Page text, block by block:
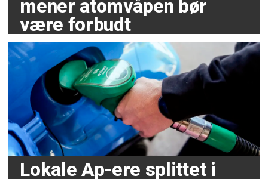
mener atomvåpen bør
være forbudt
Lokale Ap-ere splittet i